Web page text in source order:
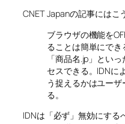
CNET Japanの記事にはこ
ブラウザの機能を
ることは簡単にで
「商品名.jp」とい
セスできる。IDNに
う捉えるかはユー
る。
IDNは「必ず」無効にする